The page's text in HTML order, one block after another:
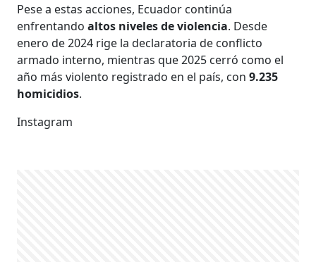
Pese a estas acciones, Ecuador continúa
enfrentandoaltos niveles de violencia. Desde
enero de 2024 rige la declaratoria de conflicto
armado interno, mientras que 2025 cerró como el
año más violento registrado en el país, con9.235
homicidios.
Instagram